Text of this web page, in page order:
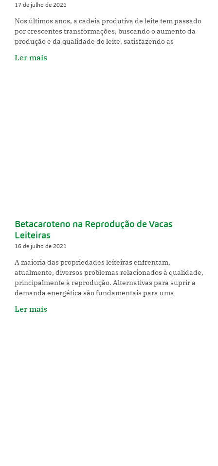
17 de julho de 2021
Nos últimos anos, a cadeia produtiva de leite tem passado
por crescentes transformações, buscando o aumento da
produção e da qualidade do leite, satisfazendo as
Ler mais
Betacaroteno na Reprodução de Vacas
Leiteiras
16 de julho de 2021
A maioria das propriedades leiteiras enfrentam,
atualmente, diversos problemas relacionados à qualidade,
principalmente à reprodução. Alternativas para suprir a
demanda energética são fundamentais para uma
Ler mais